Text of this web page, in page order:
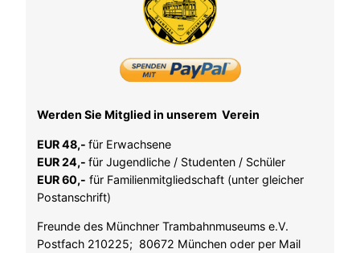
Werden Sie Mitglied in unserem Verein
EUR 48,- für Erwachsene
EUR 24,- für Jugendliche / Studenten / Schüler
EUR 60,- für Familienmitgliedschaft (unter gleicher
Postanschrift)
Freunde des Münchner Trambahnmuseums e.V.
Postfach 210225; 80672 München oder per Mail